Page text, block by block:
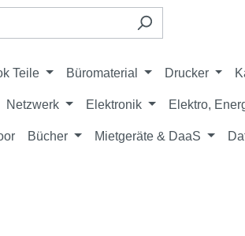
Teile Büromaterial Drucker
Netzwerk Elektronik Elektro,
Bücher Mietgeräte & DaaS